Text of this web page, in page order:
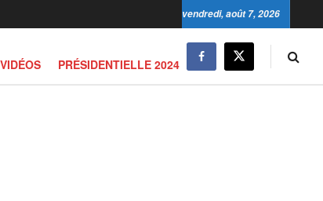
vendredi, août 7, 2026
PRÉSIDENTIELLE 2024